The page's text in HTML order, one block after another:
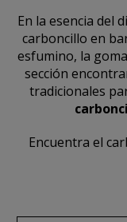
En la esencia del
carboncillo en
esfumino, la
sección
tradicionales
Encuentra el